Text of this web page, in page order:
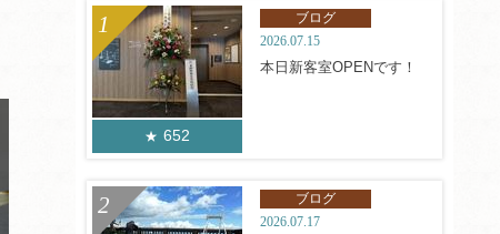
652
ブログ
2026.07.15
本日新客室OPENです！
ブログ
2026.07.17